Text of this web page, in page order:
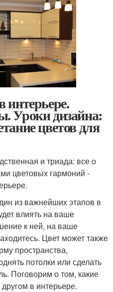
интерьере.
Уроки дизайна:
цветов для
и триада: все о
цветовых гармоний -
из важнейших этапов в
влиять на ваше
к ней, на ваше
Цвет может также
пространства,
потолки или сделать
Поговорим о том, какие
в интерьере.